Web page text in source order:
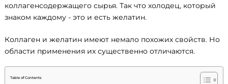
коллагенсодержащего сырья. Так что холодец, который
знаком каждому - это и есть желатин.
Коллаген и желатин имеют немало похожих свойств. Но
области применения их существенно отличаются.
Table of Contents